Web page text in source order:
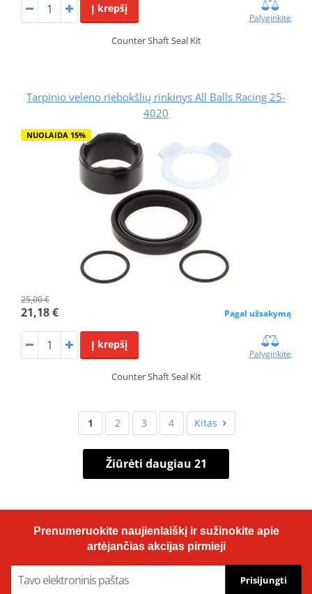
Į krepšį
Palyginkite
Counter Shaft Seal Kit
Tarpinio veleno riebokšlių rinkinys All Balls Racing 25-
4020
NUOLAIDA 15%
25,00 €
21,18 € Pagal užsakymą
Į krepšį
Palyginkite
Counter Shaft Seal Kit
1 2 3 4 Kitas
Žiūrėti daugiau 21
Prenumeruokite naujienlaiškį ir sužinokite apie
artėjančias akcijas pirmieji
Prisijungti